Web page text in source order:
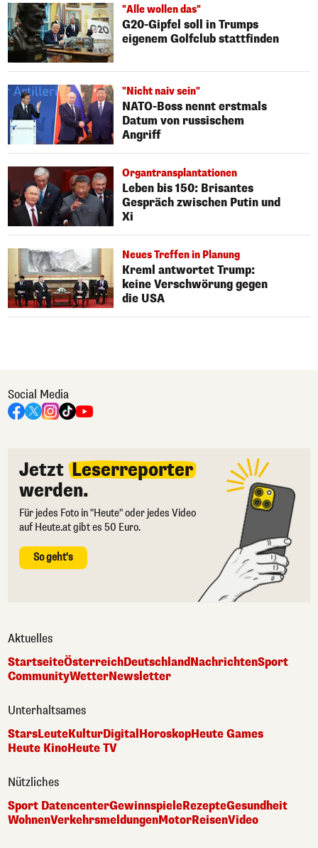
"Alle wollen das"
G20-Gipfel soll in Trumps
eigenem Golfclub stattfinden
"Nicht naiv sein"
NATO-Boss nennt erstmals
Datum von russischem
Angriff
Organtransplantationen
Leben bis 150: Brisantes
Gespräch zwischen Putin und
Xi
Neues Treffen in Planung
Kreml antwortet Trump:
keine Verschwörung gegen
die USA
Social Media
Jetzt Leserreporter
werden.
Für jedes Foto in "Heute" oder jedes Video
auf Heute.at gibt es 50 Euro.
So geht's
Aktuelles
StartseiteÖsterreichDeutschlandNachrichtenSport
CommunityWetterNewsletter
Unterhaltsames
StarsLeuteKulturDigitalHoroskopHeute Games
Heute KinoHeute TV
Nützliches
Sport DatencenterGewinnspieleRezepteGesundheit
WohnenVerkehrsmeldungenMotorReisenVideo